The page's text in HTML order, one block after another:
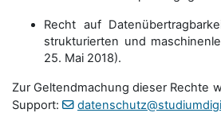
Recht auf
strukturierten und
25. Mai 2018).
Zur Geltendmachung dieser Rechte
Support: